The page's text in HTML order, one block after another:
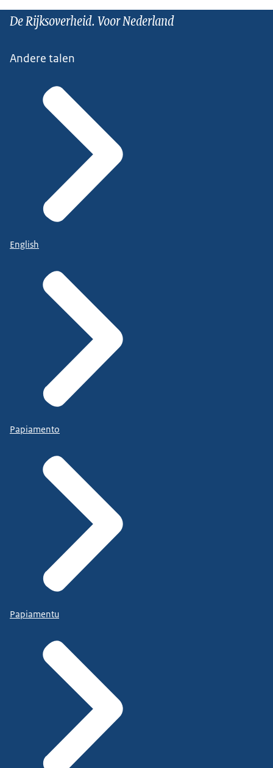
De Rijksoverheid. Voor Nederland
Andere talen
English
Papiamento
Papiamentu